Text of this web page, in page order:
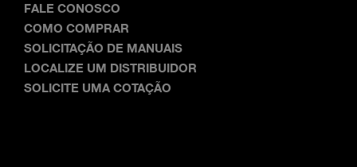
FALE CONOSCO
COMO COMPRAR
SOLICITAÇÃO DE MANUAIS
LOCALIZE UM DISTRIBUIDOR
SOLICITE UMA COTAÇÃO